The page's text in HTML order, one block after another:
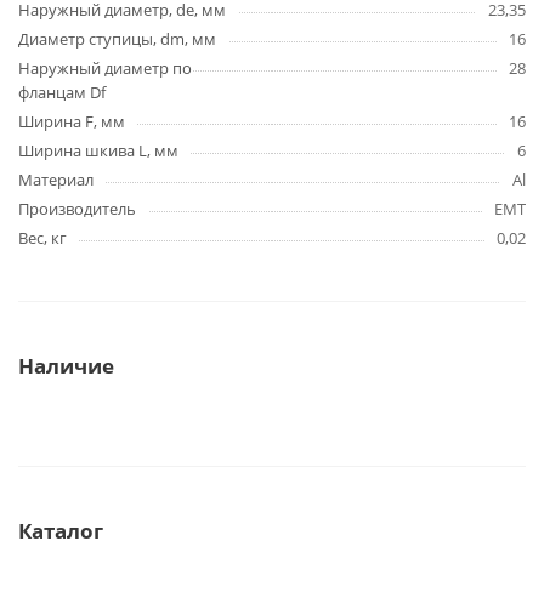
Наружный диаметр, de, мм
23,35
Диаметр ступицы, dm, мм
16
Наружный диаметр по
фланцам Df
28
Ширина F, мм
16
Ширина шкива L, мм
6
Материал
Al
Производитель
EMT
Вес, кг
0,02
Наличие
Каталог